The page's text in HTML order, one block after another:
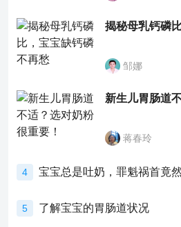
揭秘母乳钙磷
邹娜
新生儿胃肠道
蒋春玲
4 宝宝总是吐奶，罪魁祸首竟然
5 了解宝宝的胃肠道状况